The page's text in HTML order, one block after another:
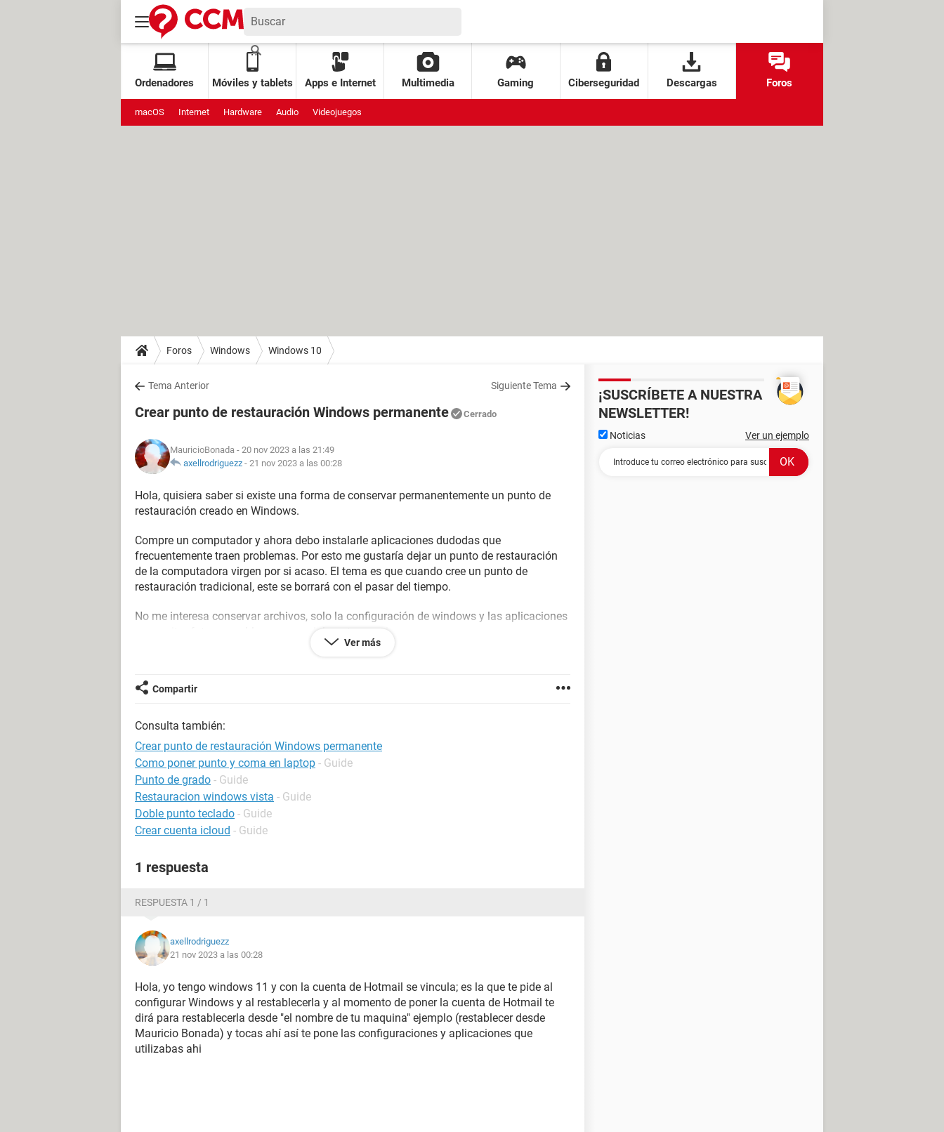
Ordenadores Móviles y tablets Apps e Internet Multimedia Gaming Ciberseguridad Descargas Foros
macOS Internet Hardware Audio Videojuegos
Foros Windows Windows 10
Tema Anterior Siguiente Tema
Crear punto de restauración Windows permanente Cerrado
MauricioBonada - 20 nov 2023 a las 21:49
axellrodriguezz - 21 nov 2023 a las 00:28
Hola, quisiera saber si existe una forma de conservar permanentemente un punto de
restauración creado en Windows.
Compre un computador y ahora debo instalarle aplicaciones dudodas que
frecuentemente traen problemas. Por esto me gustaría dejar un punto de restauración
de la computadora virgen por si acaso. El tema es que cuando cree un punto de
restauración tradicional, este se borrará con el pasar del tiempo.
No me interesa conservar archivos, solo la configuración de windows y las aplicaciones
para evitar futuros problemas especialmente con virus y esas cosas.
Windows / Chrome 119.0.0.0
Ver más
Compartir
Consulta también:
Crear punto de restauración Windows permanente
Como poner punto y coma en laptop - Guide
Punto de grado - Guide
Restauracion windows vista - Guide
Doble punto teclado - Guide
Crear cuenta icloud - Guide
1 respuesta
RESPUESTA 1 / 1
axellrodriguezz
21 nov 2023 a las 00:28
Hola, yo tengo windows 11 y con la cuenta de Hotmail se vincula; es la que te pide al
configurar Windows y al restablecerla y al momento de poner la cuenta de Hotmail te
dirá para restablecerla desde "el nombre de tu maquina" ejemplo (restablecer desde
Mauricio Bonada) y tocas ahí así te pone las configuraciones y aplicaciones que
utilizabas ahi
¡SUSCRÍBETE A NUESTRA
NEWSLETTER!
Noticias Ver un ejemplo